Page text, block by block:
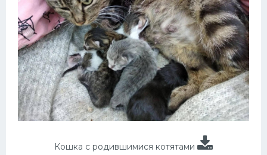
Кошка с родившимися котятами